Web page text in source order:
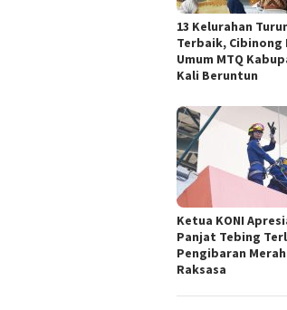
13 Kelurahan
Terbaik, Cibinong
Umum MTQ
Kali Beruntun
Ketua KONI
Panjat Tebing
Pengibaran
Raksasa